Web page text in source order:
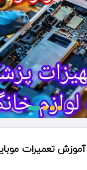
تعمیرات